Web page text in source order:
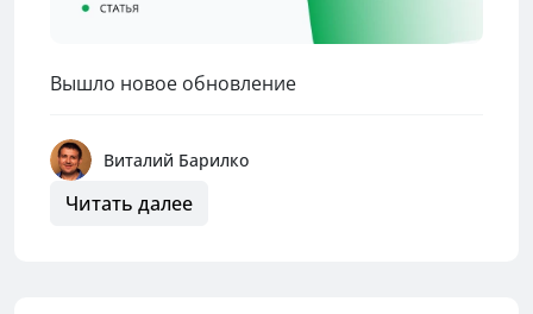
Вышло новое обновление
Виталий Барилко
Читать далее